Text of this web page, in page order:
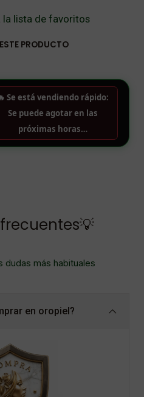
la lista de favoritos
PRODUCTO
dudas más habituales
en oropiel?